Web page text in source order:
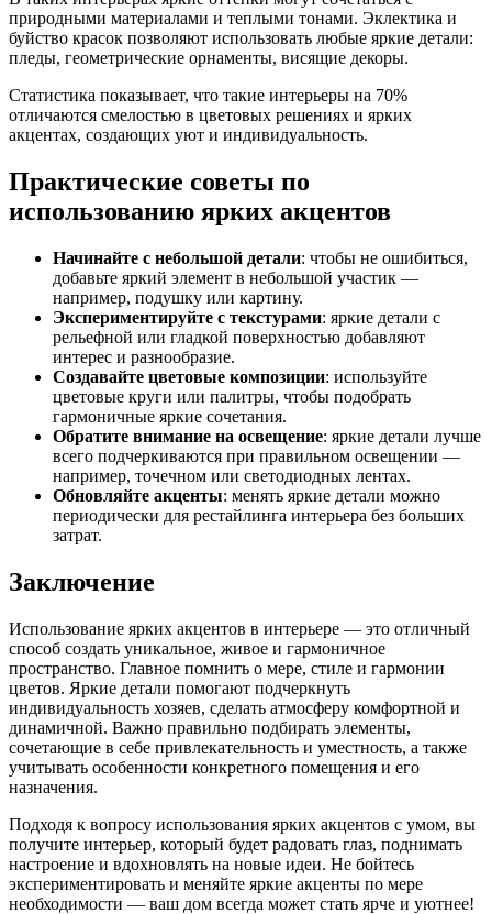
природными материалами и теплыми тонами. Эклектика и
буйство красок позволяют использовать любые яркие детали:
пледы, геометрические орнаменты, висящие декоры.
Статистика показывает, что такие интерьеры на 70%
отличаются смелостью в цветовых решениях и ярких
акцентах, создающих уют и индивидуальность.
Практические советы по
использованию ярких акцентов
Начинайте с небольшой детали: чтобы не ошибиться,
добавьте яркий элемент в небольшой участик —
например, подушку или картину.
Экспериментируйте с текстурами: яркие детали с
рельефной или гладкой поверхностью добавляют
интерес и разнообразие.
Создавайте цветовые композиции: используйте
цветовые круги или палитры, чтобы подобрать
гармоничные яркие сочетания.
Обратите внимание на освещение: яркие детали лучше
всего подчеркиваются при правильном освещении —
например, точечном или светодиодных лентах.
Обновляйте акценты: менять яркие детали можно
периодически для рестайлинга интерьера без больших
затрат.
Заключение
Использование ярких акцентов в интерьере — это отличный
способ создать уникальное, живое и гармоничное
пространство. Главное помнить о мере, стиле и гармонии
цветов. Яркие детали помогают подчеркнуть
индивидуальность хозяев, сделать атмосферу комфортной и
динамичной. Важно правильно подбирать элементы,
сочетающие в себе привлекательность и уместность, а также
учитывать особенности конкретного помещения и его
назначения.
Подходя к вопросу использования ярких акцентов с умом, вы
получите интерьер, который будет радовать глаз, поднимать
настроение и вдохновлять на новые идеи. Не бойтесь
экспериментировать и меняйте яркие акценты по мере
необходимости — ваш дом всегда может стать ярче и уютнее!